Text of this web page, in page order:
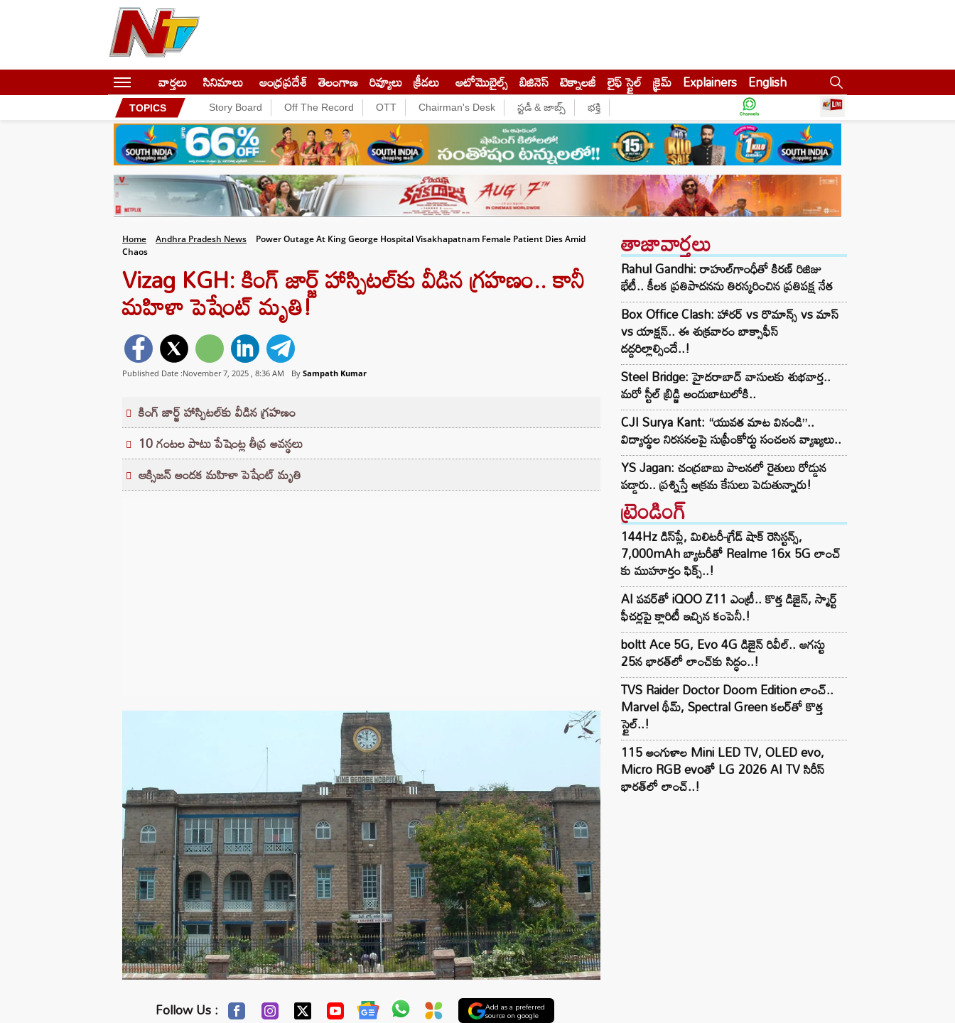
వార్తలు సినిమాలు ఆంధ్రప్రదేశ్ తెలంగాణ రివ్యూలు క్రీడలు ఆటోమొబైల్స్ బిజినెస్‌ టెక్నాలజీ లైఫ్ స్టైల్ క్రైమ్ Explainers English
TOPICS Story Board Off The Record OTT Chairman's Desk స్టడీ & జాబ్స్ భక్తి
Home Andhra Pradesh News
Power Outage At King George Hospital Visakhapatnam Female Patient Dies Amid
Chaos
Vizag KGH: కింగ్ జార్జ్ హాస్పిటల్‌కు వీడిన గ్రహణం.. కానీ
మహిళా పెషేంట్ మృతి!
Published Date :November 7, 2025 , 8:36 AM By Sampath Kumar
కింగ్ జార్జ్ హాస్పిటల్‌కు వీడిన గ్రహణం
10 గంటల పాటు పేషెంట్ల తీవ్ర అవస్థలు
ఆక్సిజన్ అందక మహిళా పెషేంట్ మృతి
Follow Us : Add as a preferred
source on google
తాజావార్తలు
Rahul Gandhi: రాహుల్‌గాంధీతో కిరణ్ రిజిజు
భేటీ.. కీలక ప్రతిపాదనను తిరస్కరించిన ప్రతిపక్ష నేత
Box Office Clash: హారర్ vs రొమాన్స్ vs మాస్
vs యాక్షన్.. ఈ శుక్రవారం బాక్సాఫీస్
దద్దరిల్లాల్సిందే..!
Steel Bridge: హైదరాబాద్ వాసులకు శుభవార్త..
మరో స్టీల్ బ్రిడ్జి అందుబాటులోకి..
CJI Surya Kant: “యువత మాట వినండి”..
విద్యార్థుల నిరసనలపై సుప్రీంకోర్టు సంచలన వ్యాఖ్యలు..
YS Jagan: చంద్రబాబు పాలనలో రైతులు రోడ్డున
పడ్డారు.. ప్రశ్నిస్తే అక్రమ కేసులు పెడుతున్నారు!
ట్రెండింగ్‌
144Hz డిస్‌ప్లే, మిలిటరీ-గ్రేడ్ షాక్ రెసిస్టన్స్,
7,000mAh బ్యాటరీతో Realme 16x 5G లాంచ్
కు ముహూర్తం ఫిక్స్..!
AI పవర్‌తో iQOO Z11 ఎంట్రీ.. కొత్త డిజైన్, స్మార్ట్
ఫీచర్లపై క్లారిటీ ఇచ్చిన కంపెనీ.!
boltt Ace 5G, Evo 4G డిజైన్ రివీల్.. ఆగస్టు
25న భారత్‌లో లాంచ్‌కు సిద్ధం..!
TVS Raider Doctor Doom Edition లాంచ్..
Marvel థీమ్, Spectral Green కలర్‌తో కొత్త
స్టైల్..!
115 అంగుళాల Mini LED TV, OLED evo,
Micro RGB evoతో LG 2026 AI TV సిరీస్
భారత్‌లో లాంచ్..!